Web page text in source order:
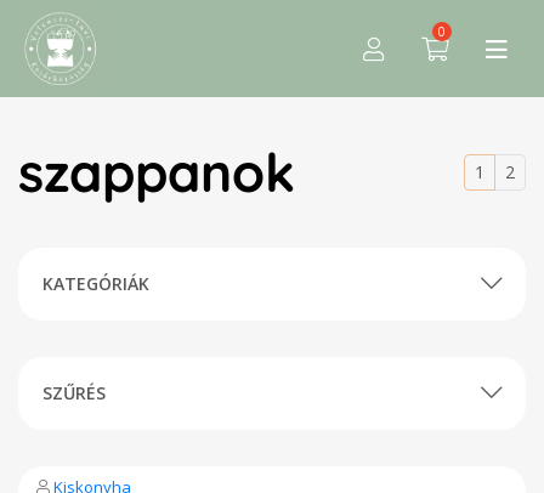
0
szappanok 1 2
KATEGÓRIÁK
SZŰRÉS
Kiskonyha